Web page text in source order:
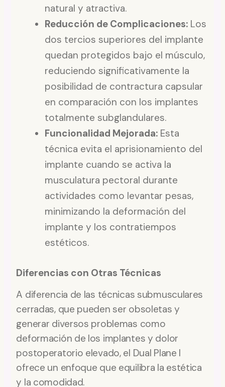
natural y atractiva.
Reducción de Complicaciones: Los
dos tercios superiores del implante
quedan protegidos bajo el músculo,
reduciendo significativamente la
posibilidad de contractura capsular
en comparación con los implantes
totalmente subglandulares.
Funcionalidad Mejorada: Esta
técnica evita el aprisionamiento del
implante cuando se activa la
musculatura pectoral durante
actividades como levantar pesas,
minimizando la deformación del
implante y los contratiempos
estéticos.
Diferencias con Otras Técnicas
A diferencia de las técnicas submusculares
cerradas, que pueden ser obsoletas y
generar diversos problemas como
deformación de los implantes y dolor
postoperatorio elevado, el Dual Plane I
ofrece un enfoque que equilibra la estética
y la comodidad.